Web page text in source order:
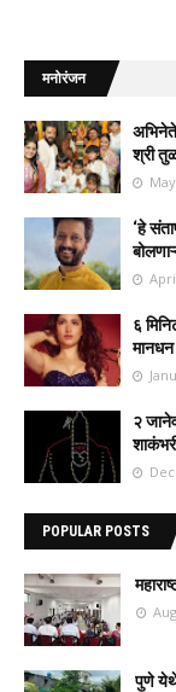
मनोरंजन
श्री
‘हे
६
२
POPULAR POSTS
पुणे येथे